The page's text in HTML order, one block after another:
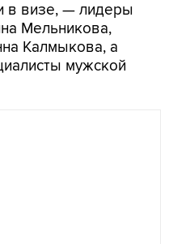
в визе, — лидеры
Мельникова,
Калмыкова, а
мужской